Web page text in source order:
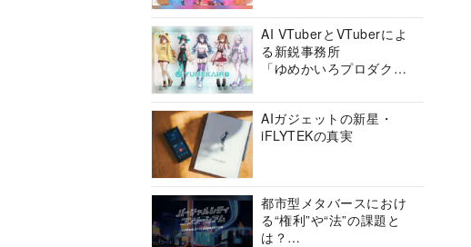
AI VTuberとVTuberによ
る新鋭事務所
「ゆめかいろプロダクシ
AIガジェットの新星・
iFLYTEKの真実
都市型メタバースにおけ
る“権利”や“法”の課題と
は？